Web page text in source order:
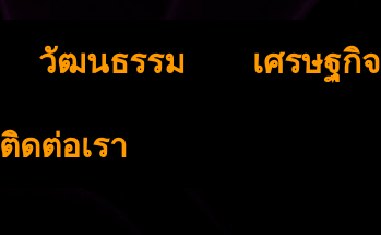
วัฒนธรรม เศรษฐกิจ
ติดต่อเรา